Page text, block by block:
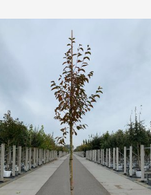
vierflügelige
dekorativ.
setzen zusätzliche